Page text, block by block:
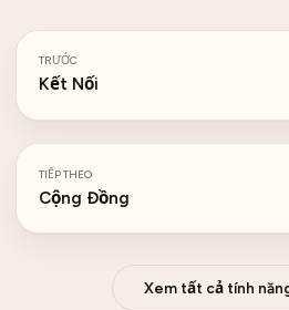
TRƯỚC
Kết Nối
TIẾP THEO
Cộng Đồng
Xem tất cả tính